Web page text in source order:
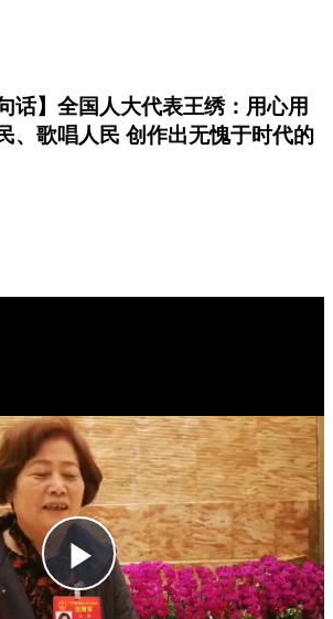
话】全国人大代表王绣：用心用
、歌唱人民 创作出无愧于时代的